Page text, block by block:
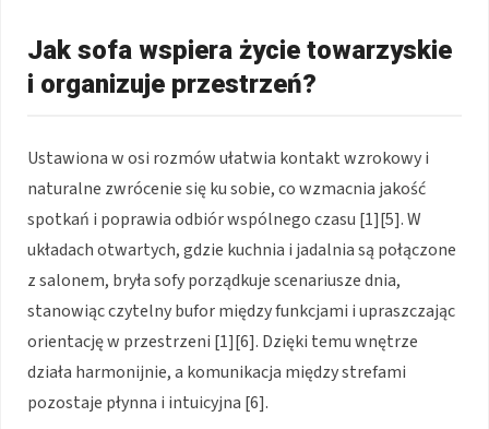
Jak sofa wspiera życie towarzyskie
i organizuje przestrzeń?
Ustawiona w osi rozmów ułatwia kontakt wzrokowy i
naturalne zwrócenie się ku sobie, co wzmacnia jakość
spotkań i poprawia odbiór wspólnego czasu [1][5]. W
układach otwartych, gdzie kuchnia i jadalnia są połączone
z salonem, bryła sofy porządkuje scenariusze dnia,
stanowiąc czytelny bufor między funkcjami i upraszczając
orientację w przestrzeni [1][6]. Dzięki temu wnętrze
działa harmonijnie, a komunikacja między strefami
pozostaje płynna i intuicyjna [6].